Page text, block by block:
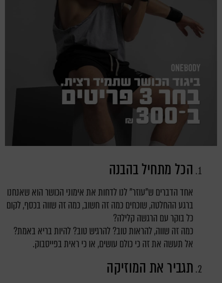
הכל מתחיל בהבנה
אחד הדברים ש"עוזר" לנו לדחות את אימוני הכושר הוא שאנחנו
ברגע ההחלטה, שוכחים כמה זה חשוב, כמה זה שווה בכסף, לקום
כל בוקר עם הרגשה קלילה?
כמה זה שווה,להראות טוב?להרגיש טוב?להיות בריא באמת?
אל תעשה את זה כי כולם עושים, או כי ראית בפייסבוק.
תגביר את המוזיקה